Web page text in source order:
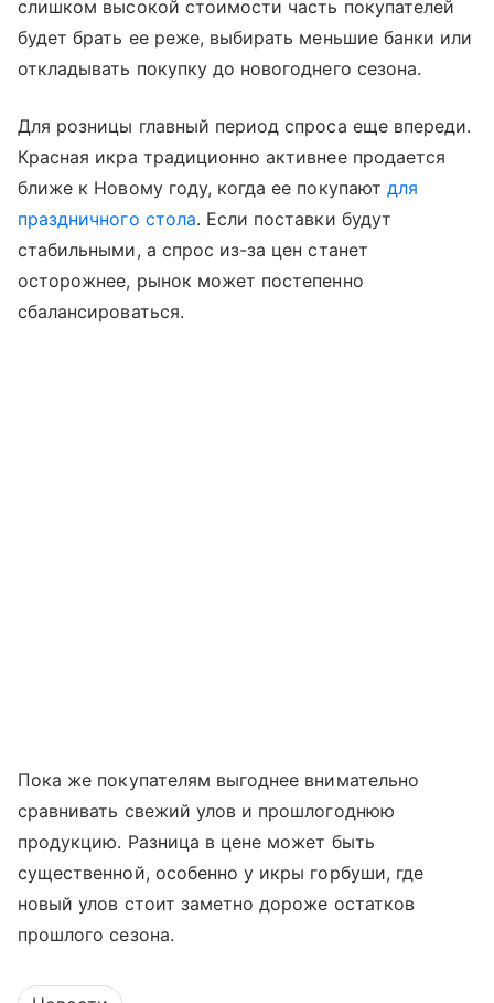
слишком высокой стоимости часть покупателей
будет брать ее реже, выбирать меньшие банки или
откладывать покупку до новогоднего сезона.
Для розницы главный период спроса еще впереди.
Красная икра традиционно активнее продается
ближе к Новому году, когда ее покупают для
праздничного стола. Если поставки будут
стабильными, а спрос из-за цен станет
осторожнее, рынок может постепенно
сбалансироваться.
Пока же покупателям выгоднее внимательно
сравнивать свежий улов и прошлогоднюю
продукцию. Разница в цене может быть
существенной, особенно у икры горбуши, где
новый улов стоит заметно дороже остатков
прошлого сезона.